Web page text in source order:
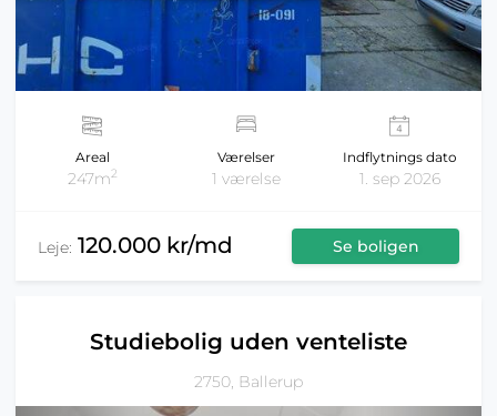
Areal
247m2
Værelser
1 værelse
Indflytnings dato
1. sep 2026
Leje: 120.000 kr/md Se boligen
Studiebolig uden venteliste
2750, Ballerup